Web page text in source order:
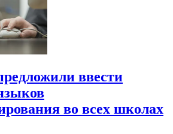
ввести
во всех школах